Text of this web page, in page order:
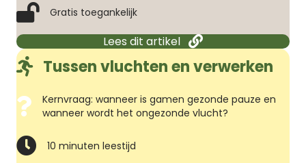
Gratis toegankelijk
Lees dit artikel
Tussen vluchten en verwerken
Kernvraag: wanneer is gamen gezonde pauze en
wanneer wordt het ongezonde vlucht?
10 minuten leestijd